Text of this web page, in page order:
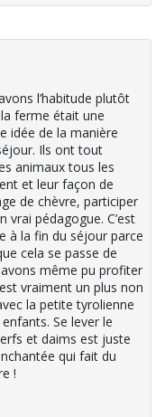
l’habitude plutôt
ferme était une
idée de la manière
Ils ont tout
animaux tous les
et leur façon de
de chèvre, participer
vrai pédagogue. C’est
à la fin du séjour parce
cela se passe de
même pu profiter
vraiment un plus non
la petite tyrolienne
Se lever le
et daims est juste
qui fait du
!